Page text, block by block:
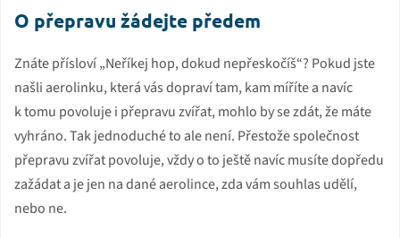
O přepravu žádejte předem
Znáte přísloví „Neříkej hop, dokud nepřeskočíš“? Pokud jste
našli aerolinku, která vás dopraví tam, kam míříte a navíc
k tomu povoluje i přepravu zvířat, mohlo by se zdát, že máte
vyhráno. Tak jednoduché to ale není. Přestože společnost
přepravu zvířat povoluje, vždy o to ještě navíc musíte dopředu
zažádat a je jen na dané aerolince, zda vám souhlas udělí,
nebo ne.